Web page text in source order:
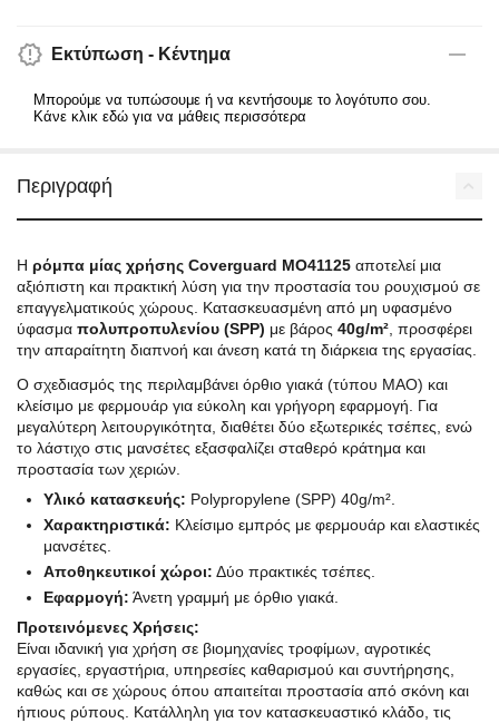
Εκτύπωση - Κέντημα
Μπορούμε να τυπώσουμε ή να κεντήσουμε το λογότυπο σου.
Κάνε κλικ εδώ για να μάθεις περισσότερα
Περιγραφή
Η ρόμπα μίας χρήσης Coverguard MO41125 αποτελεί μια
αξιόπιστη και πρακτική λύση για την προστασία του ρουχισμού σε
επαγγελματικούς χώρους. Κατασκευασμένη από μη υφασμένο
ύφασμα πολυπροπυλενίου (SPP) με βάρος 40g/m² , προσφέρει
την απαραίτητη διαπνοή και άνεση κατά τη διάρκεια της εργασίας.
Ο σχεδιασμός της περιλαμβάνει όρθιο γιακά (τύπου MAO) και
κλείσιμο με φερμουάρ για εύκολη και γρήγορη εφαρμογή. Για
μεγαλύτερη λειτουργικότητα, διαθέτει δύο εξωτερικές τσέπες, ενώ
το λάστιχο στις μανσέτες εξασφαλίζει σταθερό κράτημα και
προστασία των χεριών.
Υλικό κατασκευής: Polypropylene (SPP) 40g/m².
Χαρακτηριστικά: Κλείσιμο εμπρός με φερμουάρ και ελαστικές
μανσέτες.
Αποθηκευτικοί χώροι: Δύο πρακτικές τσέπες.
Εφαρμογή: Άνετη γραμμή με όρθιο γιακά.
Προτεινόμενες Χρήσεις:
Είναι ιδανική για χρήση σε βιομηχανίες τροφίμων, αγροτικές
εργασίες, εργαστήρια, υπηρεσίες καθαρισμού και συντήρησης,
καθώς και σε χώρους όπου απαιτείται προστασία από σκόνη και
ήπιους ρύπους. Κατάλληλη για τον κατασκευαστικό κλάδο, τις